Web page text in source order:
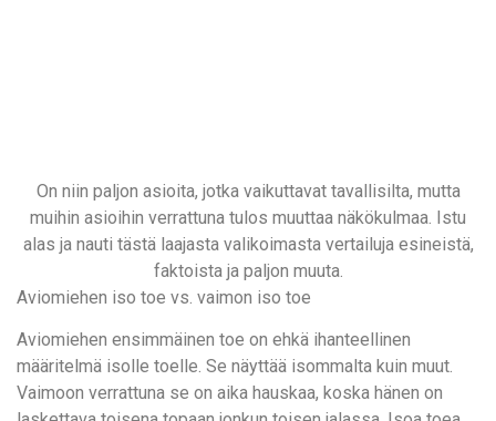
On niin paljon asioita, jotka vaikuttavat tavallisilta, mutta
muihin asioihin verrattuna tulos muuttaa näkökulmaa. Istu
alas ja nauti tästä laajasta valikoimasta vertailuja esineistä,
faktoista ja paljon muuta.
Aviomiehen iso toe vs. vaimon iso toe
Aviomiehen ensimmäinen toe on ehkä ihanteellinen
määritelmä isolle toelle. Se näyttää isommalta kuin muut.
Vaimoon verrattuna se on aika hauskaa, koska hänen on